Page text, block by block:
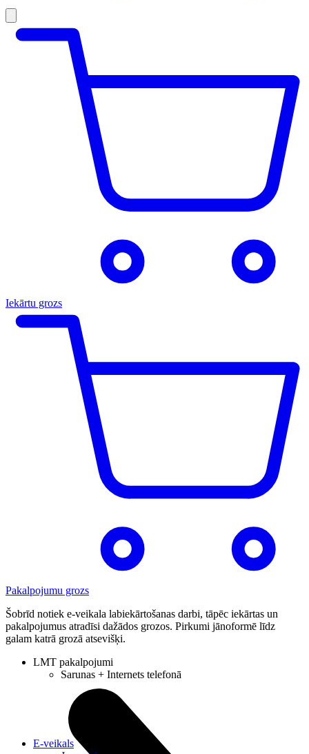
Iekārtu grozs
Pakalpojumu grozs
Šobrīd notiek e-veikala labiekārtošanas darbi, tāpēc iekārtas un
pakalpojumus atradīsi dažādos grozos. Pirkumi jānoformē līdz
galam katrā grozā atsevišķi.
LMT pakalpojumi
Sarunas + Internets telefonā
E-veikals